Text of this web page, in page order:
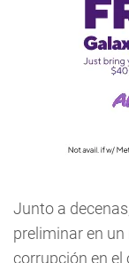
Junto a
preliminar en
corrupción en